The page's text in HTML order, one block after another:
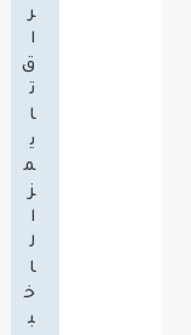
ر
ا
ق
ت
ا
ي
م
ز
ا
ل
ا
خ
ب